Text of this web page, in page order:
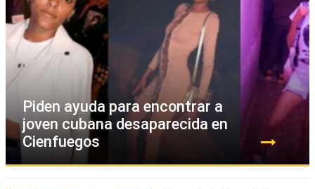
Piden ayuda para encontrar a
joven cubana desaparecida en
Cienfuegos